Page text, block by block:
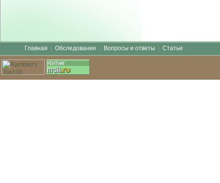
Главная Обследование Вопросы и ответы Статьи